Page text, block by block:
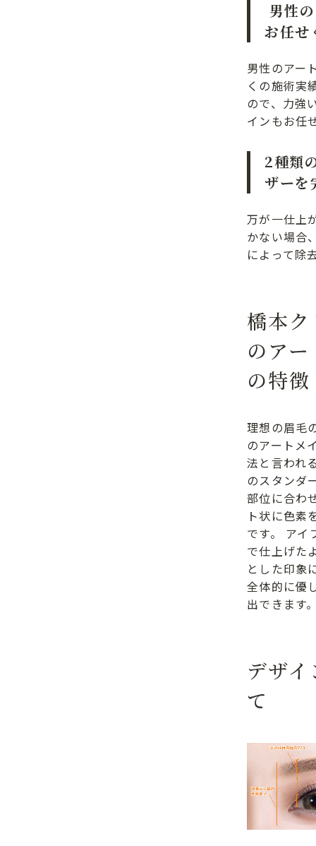
男性
お任せ
男性のアー
くの施術実
ので、力強
インもお任
2種類
ザーを
万が一仕上
かない場合
によって除
橋本
のア
の特
理想の眉毛
のアートメ
法と言われ
のスタンダ
部位に合わ
ト状に色素
です。 アイ
で仕上げた
とした印象
全体的に優
出できます
デザ
て